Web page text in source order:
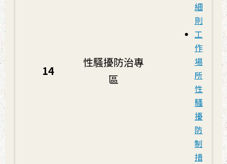
14
性騷擾防治專
區
細
則
工
作
場
所
性
騷
擾
防
制
措